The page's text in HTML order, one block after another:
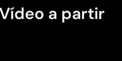
a partir